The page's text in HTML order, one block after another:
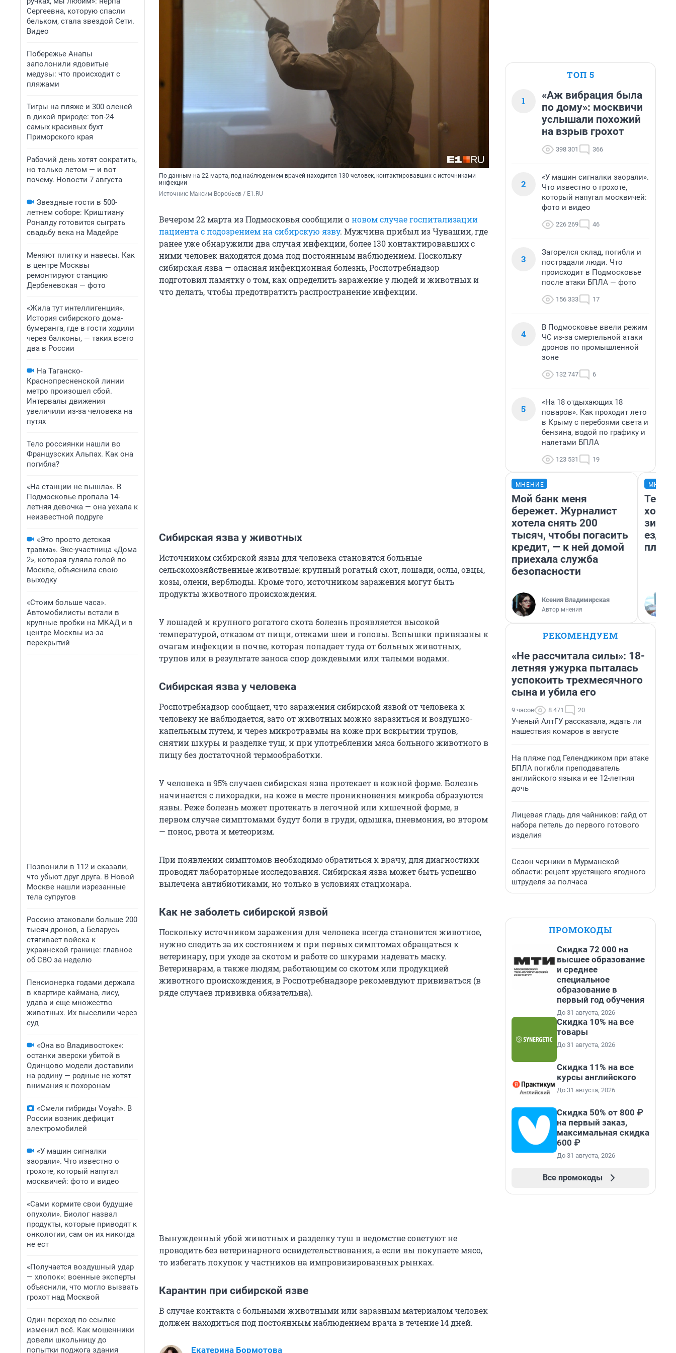
Сергеевна, которую спасли
бельком, стала звездой Сети.
Видео
Побережье Анапы
заполонили ядовитые
медузы: что происходит с
пляжами
Тигры на пляже и 300 оленей
в дикой природе: топ-24
самых красивых бухт
Приморского края
Рабочий день хотят сократить,
но только летом — и вот
почему. Новости 7 августа
Звездные гости в 500-
летнем соборе: Криштиану
Роналду готовится сыграть
свадьбу века на Мадейре
Меняют плитку и навесы. Как
в центре Москвы
ремонтируют станцию
Дербеневская — фото
«Жила тут интеллигенция».
История сибирского дома-
бумеранга, где в гости ходили
через балконы, — таких всего
два в России
На Таганско-
Краснопресненской линии
метро произошел сбой.
Интервалы движения
увеличили из-за человека на
путях
Тело россиянки нашли во
Французских Альпах. Как она
погибла?
«На станции не вышла». В
Подмосковье пропала 14-
летняя девочка — она уехала к
неизвестной подруге
«Это просто детская
травма». Экс-участница «Дома
2», которая гуляла голой по
Москве, объяснила свою
выходку
«Стоим больше часа».
Автомобилисты встали в
крупные пробки на МКАД и в
центре Москвы из-за
перекрытий
Позвонили в 112 и сказали,
что убьют друг друга. В Новой
Москве нашли изрезанные
тела супругов
Россию атаковали больше 200
тысяч дронов, а Беларусь
стягивает войска к
украинской границе: главное
об СВО за неделю
Пенсионерка годами держала
в квартире каймана, лису,
удава и еще множество
животных. Их выселили через
суд
«Она во Владивостоке»:
останки зверски убитой в
Одинцово модели доставили
на родину — родные не хотят
внимания к похоронам
«Смели гибриды Voyah». В
России возник дефицит
электромобилей
«У машин сигналки
заорали». Что известно о
грохоте, который напугал
москвичей: фото и видео
«Сами кормите свои будущие
опухоли». Биолог назвал
продукты, которые приводят к
онкологии, сам он их никогда
не ест
«Получается воздушный удар
— хлопок»: военные эксперты
объяснили, что могло вызвать
грохот над Москвой
Один переход по ссылке
изменил всё. Как мошенники
довели школьницу до
попытки поджога здания
По данным на 22 марта, под наблюдением врачей находится 130 человек, контактировавших с источниками
инфекции
Источник: Максим Воробьев / E1.RU
Вечером 22 марта из Подмосковья сообщили оновом случае госпитализации
пациента с подозрением на сибирскую язву. Мужчина прибыл из Чувашии, где
ранее уже обнаружили два случая инфекции, более 130 контактировавших с
ними человек находятся дома под постоянным наблюдением. Поскольку
сибирская язва — опасная инфекционная болезнь, Роспотребнадзор
подготовил памятку о том, как определить заражение у людей и животных и
что делать, чтобы предотвратить распространение инфекции.
Сибирская язва у животных
Источником сибирской язвы для человека становятся больные
сельскохозяйственные животные: крупный рогатый скот, лошади, ослы, овцы,
козы, олени, верблюды. Кроме того, источником заражения могут быть
продукты животного происхождения.
У лошадей и крупного рогатого скота болезнь проявляется высокой
температурой, отказом от пищи, отеками шеи и головы. Вспышки привязаны к
очагам инфекции в почве, которая попадает туда от больных животных,
трупов или в результате заноса спор дождевыми или талыми водами.
Сибирская язва у человека
Роспотребнадзор сообщает, что заражения сибирской язвой от человека к
человеку не наблюдается, зато от животных можно заразиться и воздушно-
капельным путем, и через микротравмы на коже при вскрытии трупов,
снятии шкуры и разделке туш, и при употреблении мяса больного животного в
пищу без достаточной термообработки.
У человека в 95% случаев сибирская язва протекает в кожной форме. Болезнь
начинается с лихорадки, на коже в месте проникновения микроба образуются
язвы. Реже болезнь может протекать в легочной или кишечной форме, в
первом случае симптомами будут боли в груди, одышка, пневмония, во втором
— понос, рвота и метеоризм.
При появлении симптомов необходимо обратиться к врачу, для диагностики
проводят лабораторные исследования. Сибирская язва может быть успешно
вылечена антибиотиками, но только в условиях стационара.
Как не заболеть сибирской язвой
Поскольку источником заражения для человека всегда становится животное,
нужно следить за их состоянием и при первых симптомах обращаться к
ветеринару, при уходе за скотом и работе со шкурами надевать маску.
Ветеринарам, а также людям, работающим со скотом или продукцией
животного происхождения, в Роспотребнадзоре рекомендуют прививаться (в
ряде случаев прививка обязательна).
Вынужденный убой животных и разделку туш в ведомстве советуют не
проводить без ветеринарного освидетельствования, а если вы покупаете мясо,
то избегать покупок у частников на импровизированных рынках.
Карантин при сибирской язве
В случае контакта с больными животными или заразным материалом человек
должен находиться под постоянным наблюдением врача в течение 14 дней.
Екатерина Бормотова
ТОП 5
1
«Аж вибрация была
по дому»: москвичи
услышали похожий
на взрыв грохот
398 301 366
2
«У машин сигналки заорали».
Что известно о грохоте,
который напугал москвичей:
фото и видео
226 269 46
3
Загорелся склад, погибли и
пострадали люди. Что
происходит в Подмосковье
после атаки БПЛА — фото
156 333 17
4
В Подмосковье ввели режим
ЧС из-за смертельной атаки
дронов по промышленной
зоне
132 747 6
5
«На 18 отдыхающих 18
поваров». Как проходит лето
в Крыму с перебоями света и
бензина, водой по графику и
налетами БПЛА
123 531 19
МНЕНИЕ
Мой банк меня
бережет. Журналист
хотела снять 200
тысяч, чтобы погасить
кредит, — к ней домой
приехала служба
безопасности
Ксения Владимирская
Автор мнения
ездит
РЕКОМЕНДУЕМ
«Не рассчитала силы»: 18-
летняя ужурка пыталась
успокоить трехмесячного
сына и убила его
9 часов 8 471 20
Ученый АлтГУ рассказала, ждать ли
нашествия комаров в августе
На пляже под Геленджиком при атаке
БПЛА погибли преподаватель
английского языка и ее 12-летняя
дочь
Лицевая гладь для чайников: гайд от
набора петель до первого готового
изделия
Сезон черники в Мурманской
области: рецепт хрустящего ягодного
штруделя за полчаса
ПРОМОКОДЫ
Скидка 72 000 на
высшее образование
и среднее
специальное
образование в
первый год обучения
До 31 августа, 2026
Скидка 10% на все
товары
До 31 августа, 2026
Скидка 11% на все
курсы английского
До 31 августа, 2026
Скидка 50% от 800 ₽
на первый заказ,
максимальная скидка
600 ₽
До 31 августа, 2026
Все промокоды